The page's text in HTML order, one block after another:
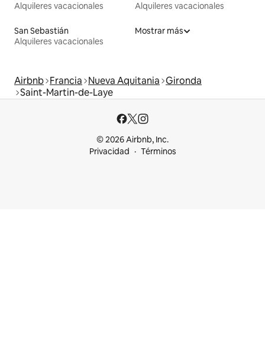
Alquileres vacacionales
Alquileres vacacionales
San Sebastián
Alquileres vacacionales
Mostrar más
Airbnb Francia Nueva Aquitania Gironda
Saint-Martin-de-Laye
© 2026 Airbnb, Inc.
Privacidad
Términos